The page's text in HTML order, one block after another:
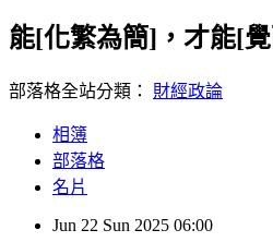
能[化繁為簡]，才能[
部落格全站分類： 財經政論
相簿
部落格
名片
Jun 22 Sun 2025 06:00